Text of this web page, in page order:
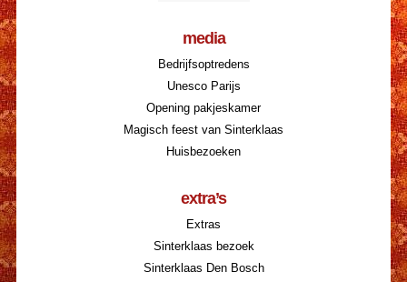
media
Bedrijfsoptredens
Unesco Parijs
Opening pakjeskamer
Magisch feest van Sinterklaas
Huisbezoeken
extra’s
Extras
Sinterklaas bezoek
Sinterklaas Den Bosch